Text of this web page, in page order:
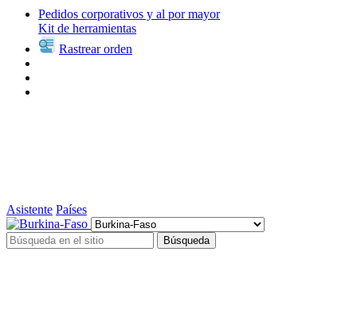
Pedidos corporativos y al por mayor
Kit de herramientas
Rastrear orden
Asistente Países
Búsqueda